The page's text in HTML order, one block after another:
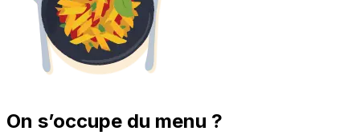
On s’occupe du menu ?